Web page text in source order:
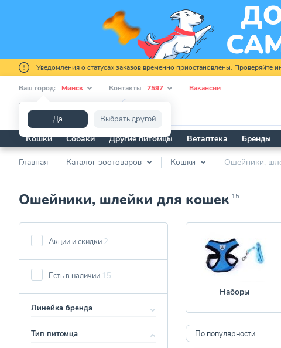
Уведомления о статусах заказов временно приостановлены.
Ваш город: Минск
Да Выбрать другой
Контакты 7597 Вакансии
Кошки Собаки Другие питомцы Ветаптека Бренды
Главная Каталог зоотоваров Кошки Ошейники,
Ошейники, шлейки для кошек 15
Акции и скидки 2
Есть в наличии 15
Линейка бренда
Тип питомца
Наборы
По популярности